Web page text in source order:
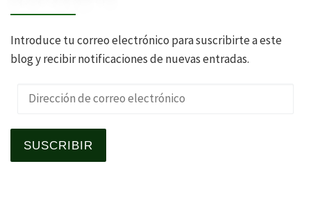
Introduce tu correo electrónico para suscribirte a este
blog y recibir notificaciones de nuevas entradas.
Dirección de correo electrónico
SUSCRIBIR